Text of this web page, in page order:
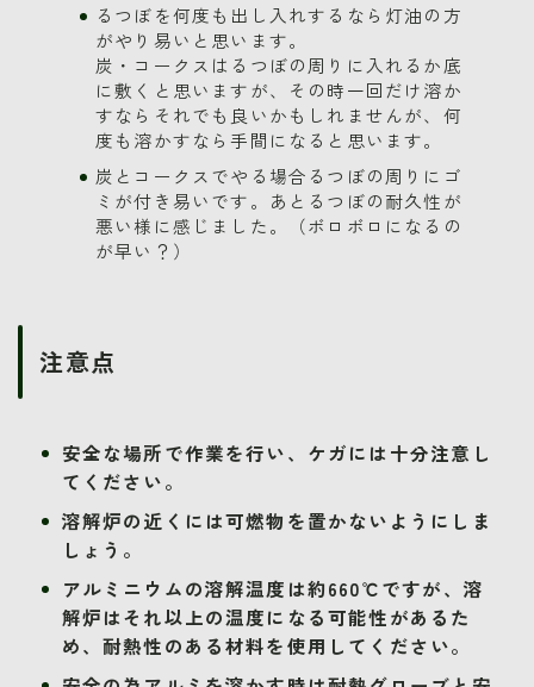
るつぼを何度も出し入れするなら灯油の方
がやり易いと思います。
炭・コークスはるつぼの周りに入れるか底
に敷くと思いますが、その時一回だけ溶か
すならそれでも良いかもしれませんが、何
度も溶かすなら手間になると思います。
炭とコークスでやる場合るつぼの周りにゴ
ミが付き易いです。あとるつぼの耐久性が
悪い様に感じました。（ボロボロになるの
が早い？）
注意点
安全な場所で作業を行い、ケガには十分注意し
てください。
溶解炉の近くには可燃物を置かないようにしま
しょう。
アルミニウムの溶解温度は約660℃ですが、溶
解炉はそれ以上の温度になる可能性があるた
め、耐熱性のある材料を使用してください。